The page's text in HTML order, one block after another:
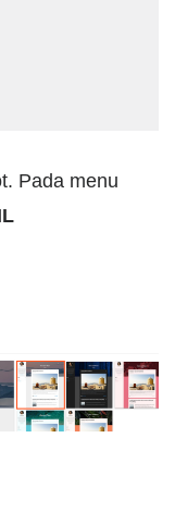
Pada menu